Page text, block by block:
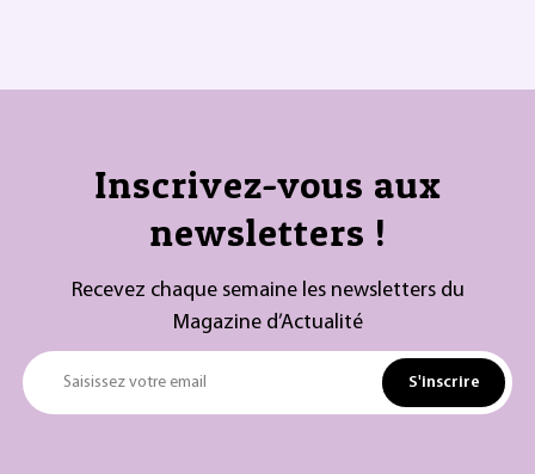
Inscrivez-vous aux
newsletters !
Recevez chaque semaine les newsletters du
Magazine d’Actualité
Saisissez votre email S'inscrire